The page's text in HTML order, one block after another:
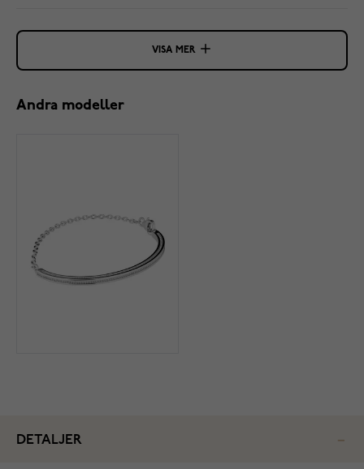
VISA MER
Andra modeller
DETALJER